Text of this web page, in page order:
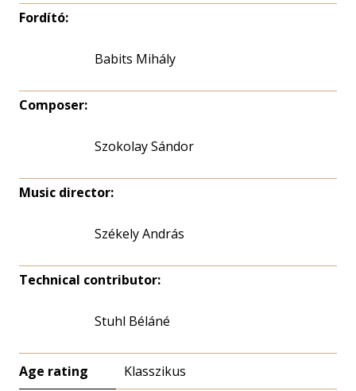
Fordító:
Babits Mihály
Composer:
Szokolay Sándor
Music director:
Székely András
Technical contributor:
Stuhl Béláné
Age rating Klasszikus